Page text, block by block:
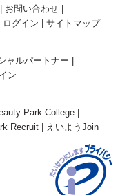
お問い合わせ
ログイン サイトマップ
ャルパートナー
ン
Park College
Recruit えいようJoin